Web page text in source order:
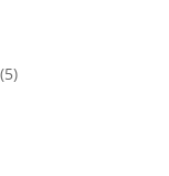
55